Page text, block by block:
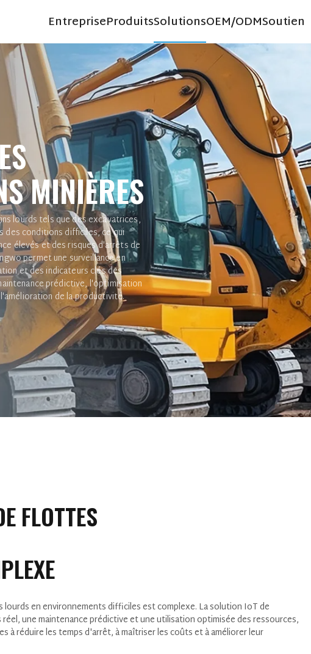
Entreprise
À propos de
nous
Partenaires
ProduitsSolutionsOEM/ODMSoutien
Plate-forme
Nouvelles
FAQ
MINIÈRES
lourds tels que des excavatrices,
des conditions difficiles, ce qui
élevés et des risques d'arrêts de
permet une surveillance en
et des indicateurs clés des
prédictive, l'optimisation
de la productivité.
FLOTTES
lourds en environnements difficiles est complexe. La solution IoT de
une maintenance prédictive et une utilisation optimisée des ressources,
à réduire les temps d'arrêt, à maîtriser les coûts et à améliorer leur